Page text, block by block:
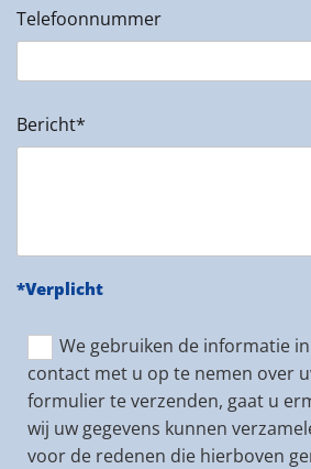
Telefoonnummer
Bericht*
*Verplicht
We gebruiken de informatie
contact met u op te nemen over
formulier te verzenden, gaat u
wij uw gegevens kunnen
voor de redenen die hierboven